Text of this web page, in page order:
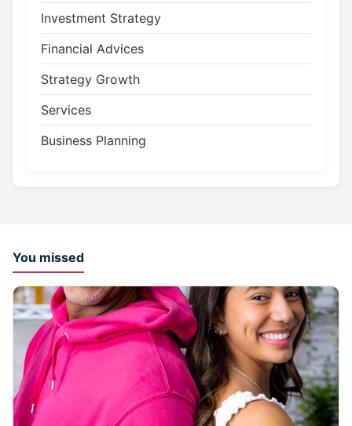
Investment Strategy
Financial Advices
Strategy Growth
Services
Business Planning
You missed